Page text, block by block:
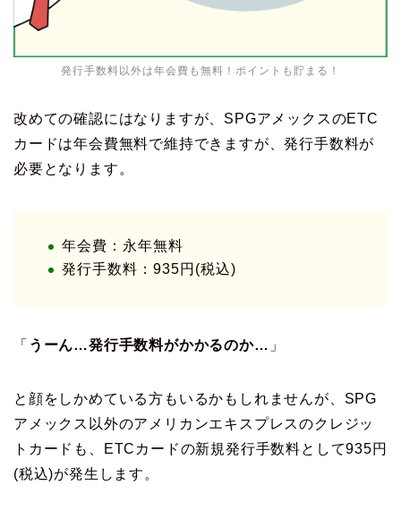
発行手数料以外は年会費も無料！ポイントも貯まる！
改めての確認にはなりますが、SPGアメックスのETC
カードは年会費無料で維持できますが、発行手数料が
必要となります。
年会費：永年無料
発行手数料：935円(税込)
「 うーん…発行手数料がかかるのか… 」
と顔をしかめている方もいるかもしれませんが、SPG
アメックス以外のアメリカンエキスプレスのクレジッ
トカードも、ETCカードの新規発行手数料として935円
(税込)が発生します。